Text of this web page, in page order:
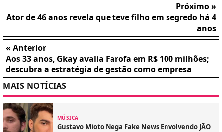
Próximo »
Ator de 46 anos revela que teve filho em segredo há 4
anos
« Anterior
Aos 33 anos, Gkay avalia Farofa em R$ 100 milhões;
descubra a estratégia de gestão como empresa
MAIS NOTÍCIAS
MÚSICA
Gustavo Mioto Nega Fake News Envolvendo JÃO